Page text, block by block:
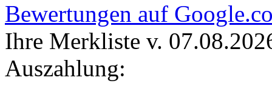
Bewertungen auf
Ihre Merkliste v.
Auszahlung: